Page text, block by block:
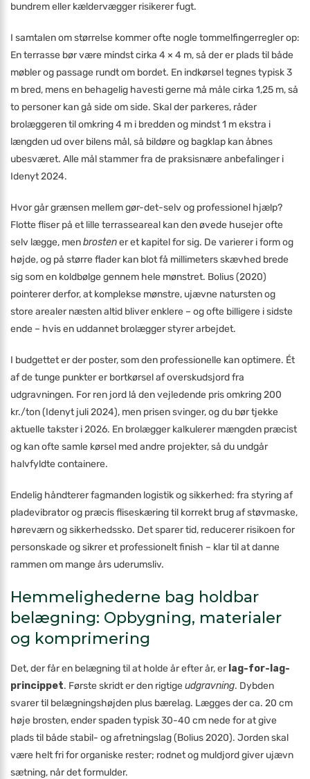
bundrem eller kældervægger risikerer fugt.
I samtalen om størrelse kommer ofte nogle tommelfingerregler op:
En terrasse bør være mindst cirka 4 × 4 m, så der er plads til både
møbler og passage rundt om bordet. En indkørsel tegnes typisk 3
m bred, mens en behagelig havesti gerne må måle cirka 1,25 m, så
to personer kan gå side om side. Skal der parkeres, råder
brolæggeren til omkring 4 m i bredden og mindst 1 m ekstra i
længden ud over bilens mål, så bildøre og bagklap kan åbnes
ubesværet. Alle mål stammer fra de praksisnære anbefalinger i
Idenyt 2024.
Hvor går grænsen mellem gør-det-selv og professionel hjælp?
Flotte fliser på et lille terrasseareal kan den øvede husejer ofte
selv lægge, menbrostener et kapitel for sig. De varierer i form og
højde, og på større flader kan blot få millimeters skævhed brede
sig som en koldbølge gennem hele mønstret. Bolius (2020)
pointerer derfor, at komplekse mønstre, ujævne natursten og
store arealer næsten altid bliver enklere – og ofte billigere i sidste
ende – hvis en uddannet brolægger styrer arbejdet.
I budgettet er der poster, som den professionelle kan optimere. Ét
af de tunge punkter er bortkørsel af overskudsjord fra
udgravningen. For ren jord lå den vejledende pris omkring 200
kr./ton (Idenyt juli 2024), men prisen svinger, og du bør tjekke
aktuelle takster i 2026. En brolægger kalkulerer mængden præcist
og kan ofte samle kørsel med andre projekter, så du undgår
halvfyldte containere.
Endelig håndterer fagmanden logistik og sikkerhed: fra styring af
pladevibrator og præcis fliseskæring til korrekt brug af støvmaske,
høreværn og sikkerhedssko. Det sparer tid, reducerer risikoen for
personskade og sikrer et professionelt finish – klar til at danne
rammen om mange års uderumsliv.
Hemmelighederne bag holdbar
belægning: Opbygning, materialer
og komprimering
Det, der får en belægning til at holde år efter år, er lag-for-lag-
princippet. Første skridt er den rigtigeudgravning. Dybden
svarer til belægningshøjden plus bærelag. Lægges der ca. 20 cm
høje brosten, ender spaden typisk 30-40 cm nede for at give
plads til både stabil- og afretningslag (Bolius 2020). Jorden skal
være helt fri for organiske rester; rodnet og muldjord giver ujævn
sætning, når det formulder.